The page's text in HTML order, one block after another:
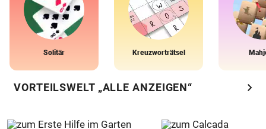
Solitär Kreuzworträtsel
VORTEILSWELT „ALLE ANZEIGEN“ chevron_right